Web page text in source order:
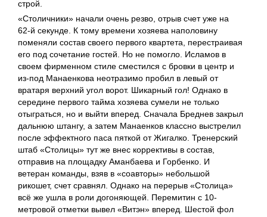
строй.
«Столичники» начали очень резво, отрыв счет уже на
62-й секунде. К тому времени хозяева наполовину
поменяли состав своего первого квартета, перестраивая
его под сочетание гостей. Но не помогло. Исламов в
своем фирменном стиле сместился с бровки в центр и
из-под Манаенкова неотразимо пробил в левый от
вратаря верхний угол ворот. Шикарный гол! Однако в
середине первого тайма хозяева сумели не только
отыграться, но и выйти вперед. Сначала Бреднев закрыл
дальнюю штангу, а затем Манаенков классно выстрелил
после эффектного паса пяткой от Жигалко. Тренерский
штаб «Столицы» тут же внес коррективы в состав,
отправив на площадку Аманбаева и Горбенко. И
ветеран команды, взяв в «соавторы» небольшой
рикошет, счет сравнял. Однако на перерыв «Столица»
всё же ушла в роли догоняющей. Перемитин с 10-
метровой отметки вывел «Витэн» вперед. Шестой фол